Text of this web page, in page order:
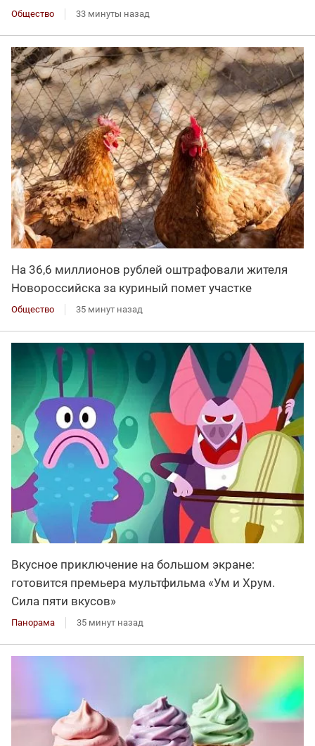
Общество 33 минуты назад
На 36,6 миллионов рублей оштрафовали жителя
Новороссийска за куриный помет участке
Общество 35 минут назад
Вкусное приключение на большом экране:
готовится премьера мультфильма «Ум и Хрум.
Сила пяти вкусов»
Панорама 35 минут назад